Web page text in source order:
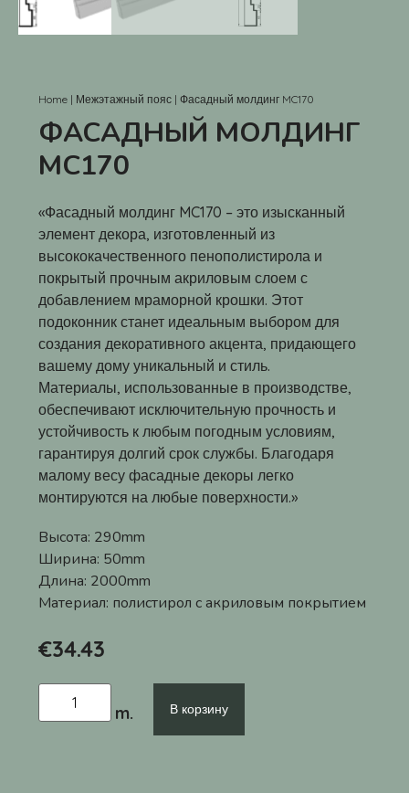
Home | Межэтажный пояс | Фасадный молдинг MC170
ФАСАДНЫЙ МОЛДИНГ
MC170
«Фасадный молдинг MC170 – это изысканный
элемент декора, изготовленный из
высококачественного пенополистирола и
покрытый прочным акриловым слоем с
добавлением мраморной крошки. Этот
подоконник станет идеальным выбором для
создания декоративного акцента, придающего
вашему дому уникальный и стиль.
Материалы, использованные в производстве,
обеспечивают исключительную прочность и
устойчивость к любым погодным условиям,
гарантируя долгий срок службы. Благодаря
малому весу фасадные декоры легко
монтируются на любые поверхности.»
Высота: 290mm
Ширина: 50mm
Длина: 2000mm
Материал: полистирол с акриловым покрытием
€34.43
В корзину